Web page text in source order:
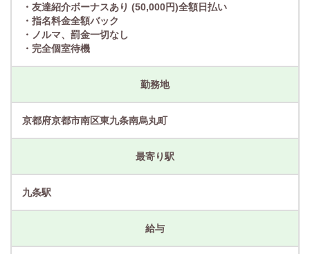
・友達紹介ボーナスあり (50,000円)全額日払い
・指名料金全額バック
・ノルマ、罰金一切なし
・完全個室待機
勤務地
京都府京都市南区東九条南烏丸町
最寄り駅
九条駅
給与